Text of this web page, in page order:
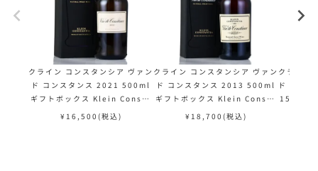
クライン コンスタンシア ヴァン
ド コンスタンス 2021 500ml
ギフトボックス Klein Consta
ntia Vin de Constance 南ア
¥ 16,500 (税込)
クライン コンスタンシア ヴァン
ド コンスタンス 2013 500ml
ギフトボックス Klein Consta
ntia Vin de Constance 南ア
¥ 18,700 (税込)
クライン
ド コン
1500ml